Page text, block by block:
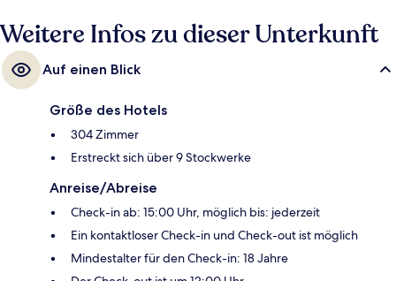
Weitere Infos zu dieser Unterkunft
Auf einen Blick
Größe des Hotels
304 Zimmer
Erstreckt sich über 9 Stockwerke
Anreise/Abreise
Check-in ab: 15:00 Uhr, möglich bis: jederzeit
Ein kontaktloser Check-in und Check-out ist möglich
Mindestalter für den Check-in: 18 Jahre